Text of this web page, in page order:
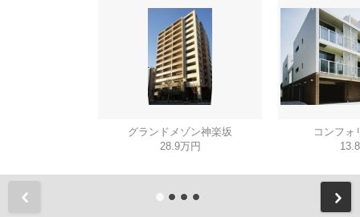
グランドメゾン神楽坂
28.9万円
コンフォ